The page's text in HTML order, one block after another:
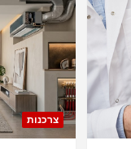
צרכנות